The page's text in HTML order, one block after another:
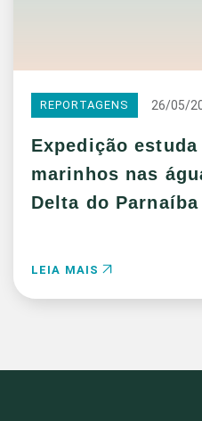
REPORTAGENS 26/05/
Expedição
marinhos nas
Delta do Parnaíba
LEIA MAIS